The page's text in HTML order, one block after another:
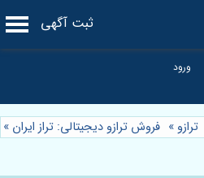
ثبت آگهی
ترازو » فروش ترازو دیجیتالی: تراز ایران »